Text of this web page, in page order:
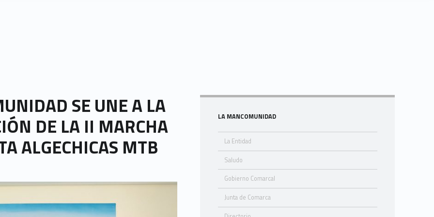
SE UNE A LA
DE LA II MARCHA
ALGECHICAS MTB
Sidebar
LA MANCOMUNIDAD
La Entidad
Saludo
Gobierno Comarcal
Junta de Comarca